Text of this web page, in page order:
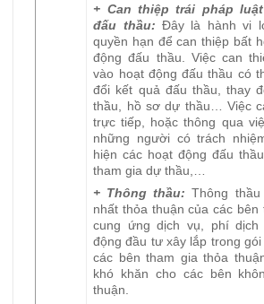
+ Can thiệp trái pháp
đấu thầu: Đây là hành vi
quyền hạn để can thiệp bất
động đấu thầu. Việc can
vào hoạt động đấu thầu có
đổi kết quả đấu thầu, thay
thầu, hồ sơ dự thầu… Việc
trực tiếp, hoặc thông qua
những người có trách
hiện các hoạt động đấu
tham gia dự thầu,…
+ Thông thầu: Thông
nhất thỏa thuận của các bên
cung ứng dịch vụ, phí
động đầu tư xây lắp trong
các bên tham gia thỏa
khó khăn cho các bên
thuận.